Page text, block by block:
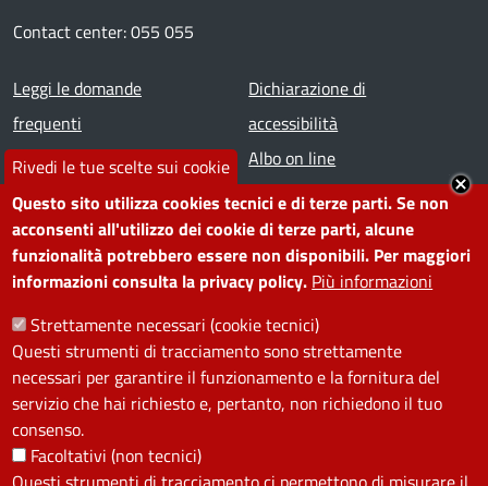
Rivedi le tue scelte sui cookie
Questo sito utilizza cookies tecnici e di terze parti. Se non
acconsenti all'utilizzo dei cookie di terze parti, alcune
funzionalità potrebbero essere non disponibili. Per maggiori
informazioni consulta la privacy policy. Più informazioni
Strettamente necessari (cookie tecnici)
Questi strumenti di tracciamento sono strettamente
necessari per garantire il funzionamento e la fornitura del
servizio che hai richiesto e, pertanto, non richiedono il tuo
consenso.
Facoltativi (non tecnici)
Contact center: 055 055
Footer menu
Leggi le domande
frequenti
Prenota appuntamento
Segnala disservizio
Amministrazione
trasparente
Note legali
Dichiarazione di
accessibilità
Albo on line
Redazione web
Piano di miglioramento dei
servizi
Contatti
SEGUICI SU
Facebook
Instagram
YouTube
Telegram
WhatsApp
TwitterLinkedin